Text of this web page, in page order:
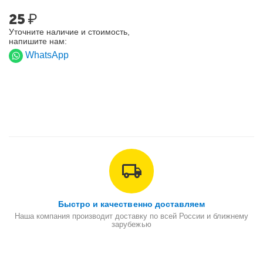
25₽
Уточните наличие и стоимость,
напишите нам:
WhatsApp
Быстро и качественно доставляем
Наша компания производит доставку по всей России и ближнему
зарубежью